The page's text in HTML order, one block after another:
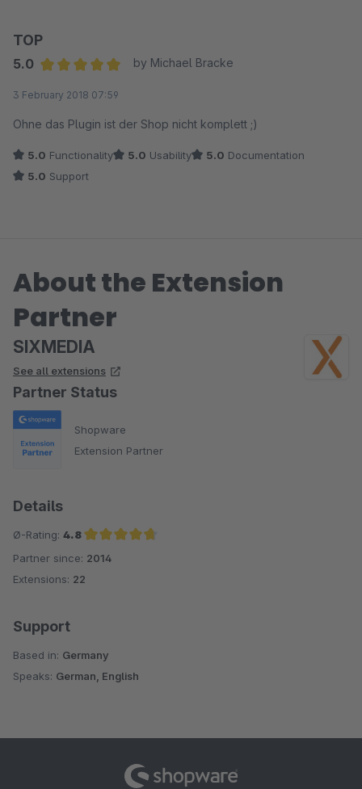
TOP
5.0
by Michael Bracke
3 February 2018 07:59
Ohne das Plugin ist der Shop nicht komplett ;)
5.0 Functionality 5.0 Usability 5.0 Documentation
5.0 Support
About the Extension
Partner
SIXMEDIA
See all extensions
Partner Status
Shopware
Extension Partner
Details
Ø-Rating: 4.8
Average rating of 4.8 out of 5 stars
Partner since: 2014
Extensions: 22
Support
Based in: Germany
Speaks: German, English